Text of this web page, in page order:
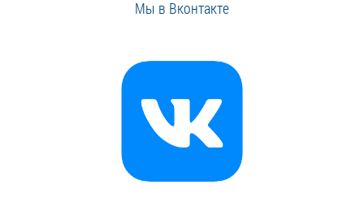
Мы в Вконтакте